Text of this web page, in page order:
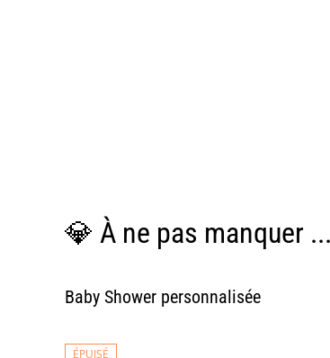
💎 À ne pas manquer ...
Baby Shower personnalisée
ÉPUISÉ